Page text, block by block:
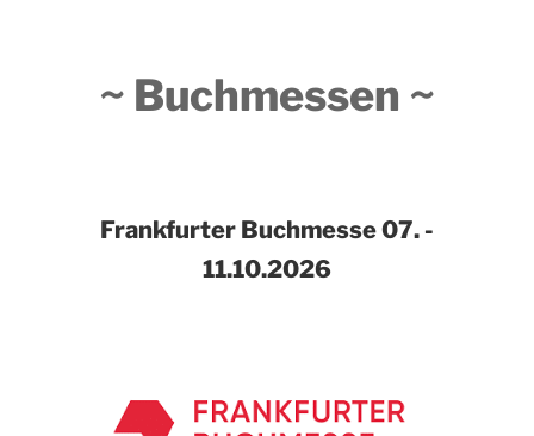
~ Buchmessen ~
Frankfurter Buchmesse07. -
11.10.2026